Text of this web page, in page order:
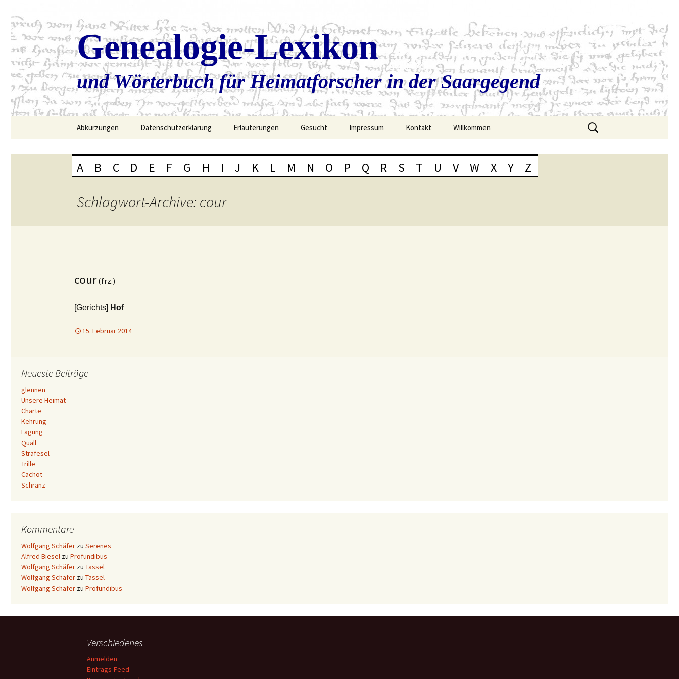
Genealogie-Lexikon
und Wörterbuch für Heimatforscher in der Saargegend
Abkürzungen Datenschutzerklärung Erläuterungen Gesucht Impressum Kontakt Willkommen
Suchen
nach:
A B C D E F G H I J K L M N O P Q R S T U V W X Y Z
Schlagwort-Archive: cour
cour(frz.)
[Gerichts] Hof
15. Februar 2014
Neueste Beiträge
glennen
Unsere Heimat
Charte
Kehrung
Lagung
Quall
Strafesel
Trille
Cachot
Schranz
Kommentare
Wolfgang Schäfer zu Serenes
Alfred Biesel zu Profundibus
Wolfgang Schäfer zu Tassel
Wolfgang Schäfer zu Tassel
Wolfgang Schäfer zu Profundibus
Verschiedenes
Anmelden
Eintrags-Feed